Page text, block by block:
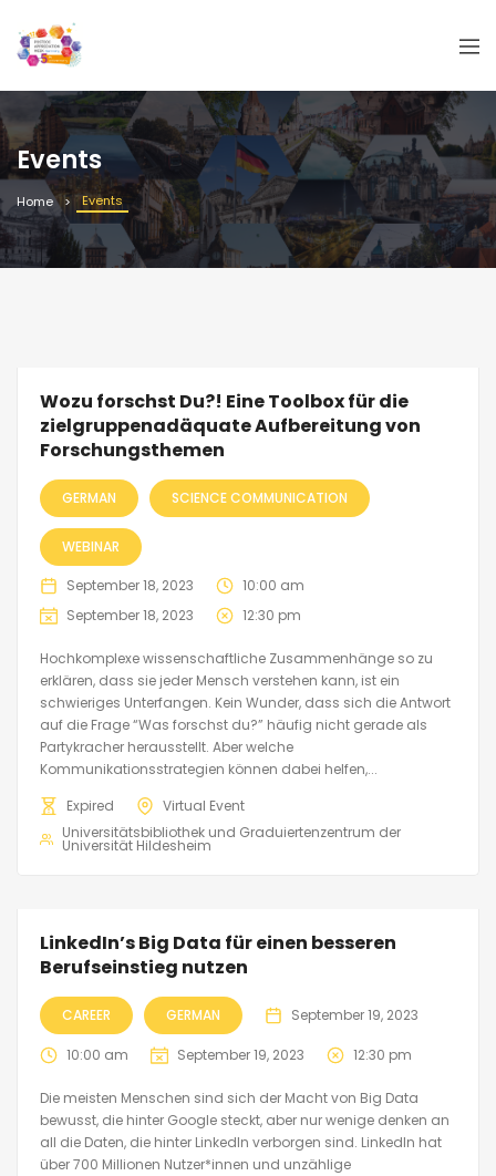
Events
Home Events
Wozu forschst Du?! Eine Toolbox für die
zielgruppenadäquate Aufbereitung von
Forschungsthemen
GERMAN SCIENCE COMMUNICATION
WEBINAR
September 18, 2023
10:00 am
September 18, 2023
12:30 pm
Hochkomplexe wissenschaftliche Zusammenhänge so zu
erklären, dass sie jeder Mensch verstehen kann, ist ein
schwieriges Unterfangen. Kein Wunder, dass sich die Antwort
auf die Frage “Was forschst du?” häufig nicht gerade als
Partykracher herausstellt. Aber welche
Kommunikationsstrategien können dabei helfen,...
Expired
Virtual Event
Universitätsbibliothek und Graduiertenzentrum der
Universität Hildesheim
LinkedIn’s Big Data für einen besseren
Berufseinstieg nutzen
CAREER GERMAN September 19, 2023
10:00 am September 19, 2023 12:30 pm
Die meisten Menschen sind sich der Macht von Big Data
bewusst, die hinter Google steckt, aber nur wenige denken an
all die Daten, die hinter LinkedIn verborgen sind. LinkedIn hat
über 700 Millionen Nutzer*innen und unzählige